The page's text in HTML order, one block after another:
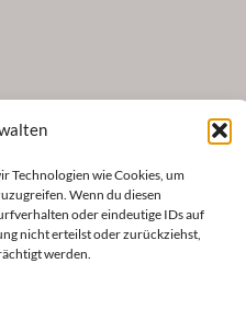
Technologien wie Cookies, um
Wenn du diesen
oder eindeutige IDs auf
nicht erteilst oder zurückziehst,
werden.